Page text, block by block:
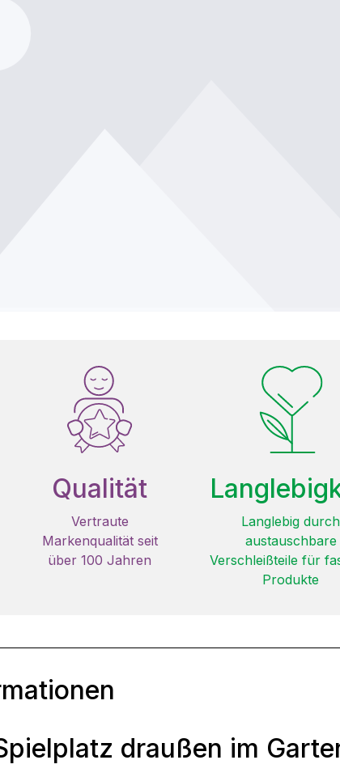
Qualität
Vertraute
Markenqualität seit
über 100 Jahren
Langlebig durch
austauschbare
Verschleißteile für
Produkte
draußen im